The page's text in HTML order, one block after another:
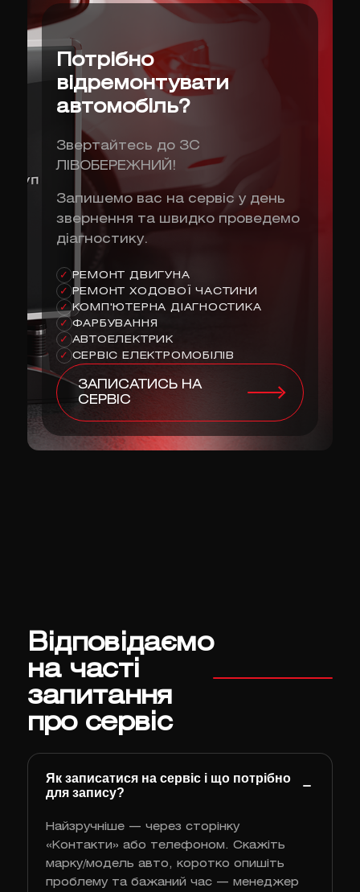
Потрібно
відремонтувати
автомобіль?
Звертайтесь до ЗС
ЛІВОБЕРЕЖНИЙ!
Запишемо вас на сервіс у день
звернення та швидко проведемо
діагностику.
✓ РЕМОНТ ДВИГУНА
✓ РЕМОНТ ХОДОВОЇ ЧАСТИНИ
✓ КОМП'ЮТЕРНА ДІАГНОСТИКА
✓ ФАРБУВАННЯ
✓ АВТОЕЛЕКТРИК
✓ СЕРВІС ЕЛЕКТРОМОБІЛІВ
ЗАПИСАТИСЬ НА
СЕРВІС
Відповідаємо
на часті
запитання
про сервіс
Як записатися на сервіс і що потрібно
для запису?
Найзручніше — через сторінку
«Контакти» або телефоном. Скажіть
марку/модель авто, коротко опишіть
проблему та бажаний час — менеджер